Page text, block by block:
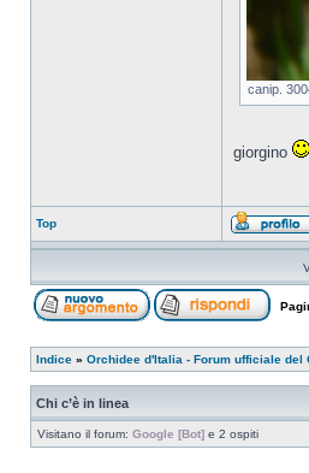
canip.
giorgino
Top
Indice » Orchidee d'Italia - Forum ufficiale del
Chi c’è in linea
Visitano il forum: Google [Bot] e 2 ospiti